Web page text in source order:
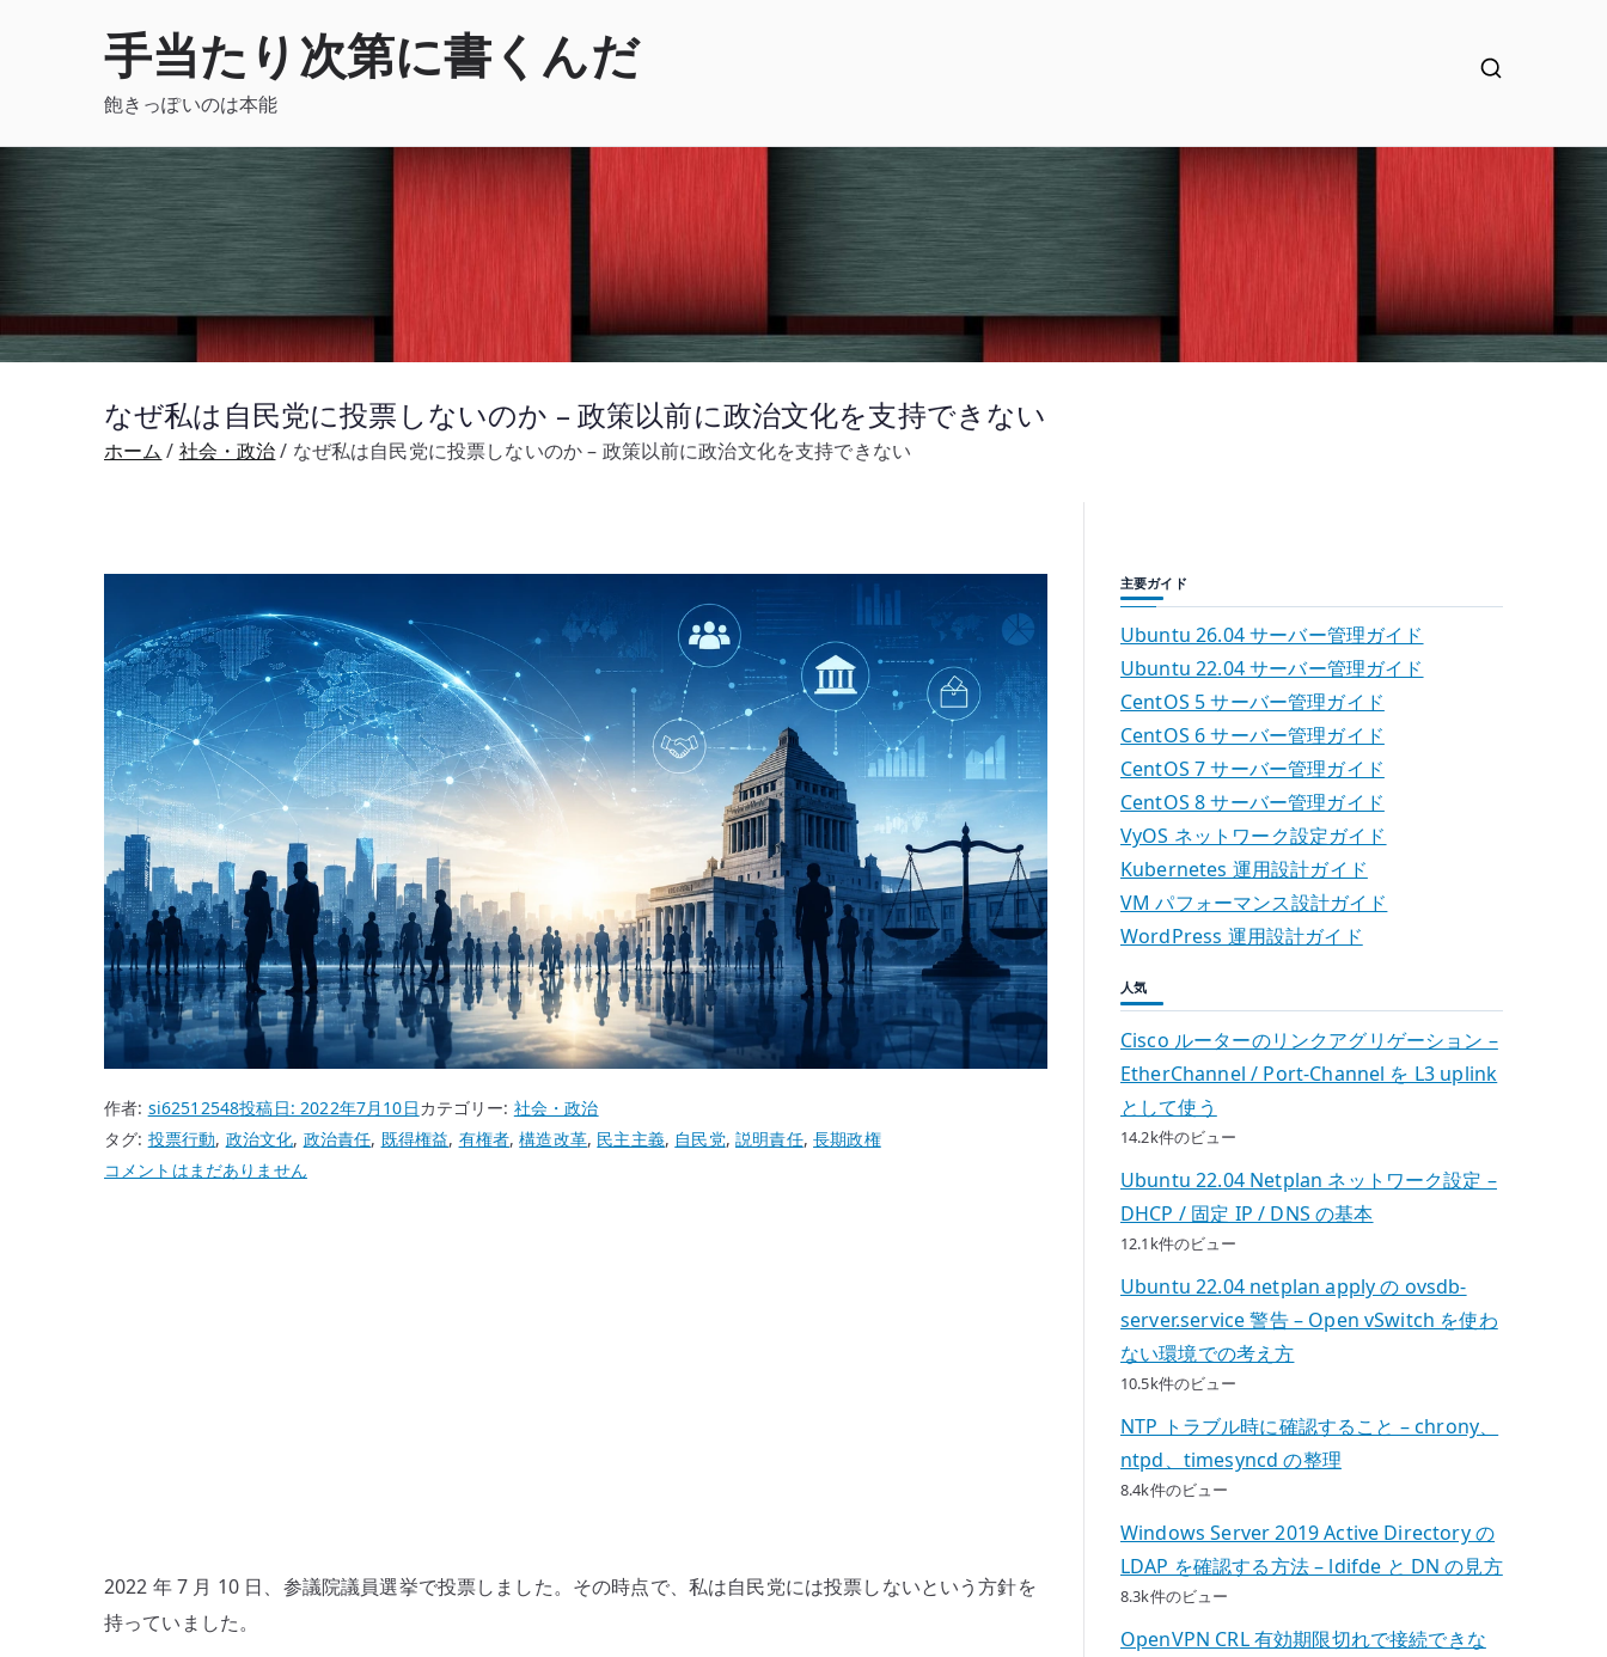
手当たり次第に書くんだ
飽きっぽいのは本能
なぜ私は自民党に投票しないのか – 政策以前に政治文化を支持できない
ホーム 社会・政治 なぜ私は自民党に投票しないのか – 政策以前に政治文化を支持できない
作者: si62512548投稿日:2022年7月10日カテゴリー: 社会・政治
タグ: 投票行動, 政治文化, 政治責任, 既得権益, 有権者,構造改革, 民主主義, 自民党,説明責任,長期政権
な
–
コメントはまだありません
2022 年 7 月 10 日、参議院議員選挙で投票しました。その時点で、私は自民党には投票しないという方針を
持っていました。
主要ガイド
Ubuntu 26.04 サーバー管理ガイド
Ubuntu 22.04 サーバー管理ガイド
CentOS 5 サーバー管理ガイド
CentOS 6 サーバー管理ガイド
CentOS 7 サーバー管理ガイド
CentOS 8 サーバー管理ガイド
VyOS ネットワーク設定ガイド
Kubernetes 運用設計ガイド
VM パフォーマンス設計ガイド
WordPress 運用設計ガイド
人気
Cisco ルーターのリンクアグリゲーション –
EtherChannel / Port-Channel を L3 uplink
として使う
14.2k件のビュー
Ubuntu 22.04 Netplan ネットワーク設定 –
DHCP / 固定 IP / DNS の基本
12.1k件のビュー
Ubuntu 22.04 netplan apply の ovsdb-
server.service 警告 – Open vSwitch を使わ
ない環境での考え方
10.5k件のビュー
NTP トラブル時に確認すること – chrony、
ntpd、timesyncd の整理
8.4k件のビュー
Windows Server 2019 Active Directory の
LDAP を確認する方法 – ldifde と DN の見方
8.3k件のビュー
OpenVPN CRL 有効期限切れで接続できな